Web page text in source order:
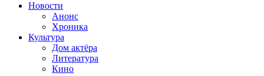
Новости
Анонс
Хроника
Культура
Дом актёра
Литература
Кино